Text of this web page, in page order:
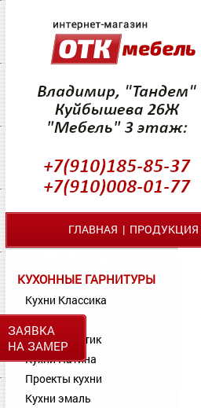
ЗАЯВКА
НА ЗАМЕР
ГЛАВНАЯ | ПРОДУКЦИЯ
КУХОННЫЕ ГАРНИТУРЫ
Кухни Классика
Кухни МДФ
Кухни Пластик
Кухни Патина
Проекты кухни
Кухни эмаль